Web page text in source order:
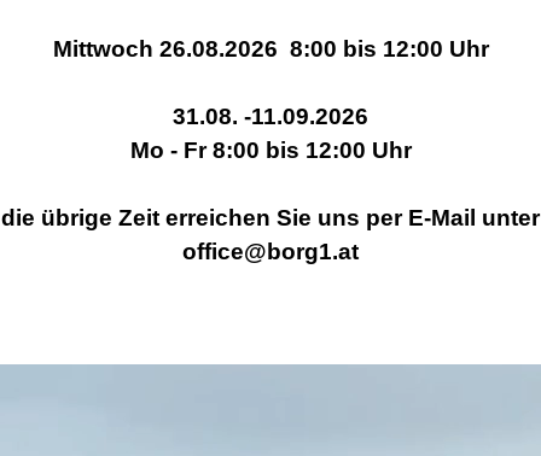
Mittwoch 26.08.2026 8:00 bis 12:00 Uhr
31.08. -11.09.2026
Mo - Fr 8:00 bis 12:00 Uhr
die übrige Zeit erreichen Sie uns per E-Mail unter
office@borg1.at